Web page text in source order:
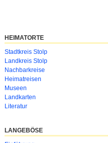
HEIMATORTE
Navigation
überspringen
Stadtkreis Stolp
Landkreis Stolp
Nachbarkreise
Heimatreisen
Museen
Landkarten
Literatur
LANGEBÖSE